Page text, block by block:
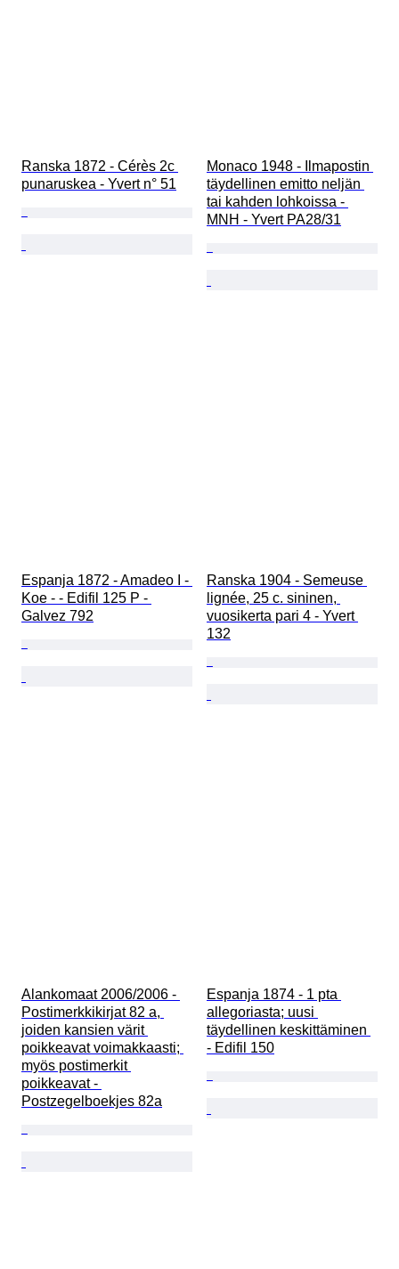
Ranska 1872 - Cérès 2c
punaruskea - Yvert n° 51
Monaco 1948 - Ilmapostin
täydellinen emitto neljän
tai kahden lohkoissa -
MNH - Yvert PA28/31
Espanja 1872 - Amadeo I -
Koe - - Edifil 125 P -
Galvez 792
Ranska 1904 - Semeuse
lignée, 25 c. sininen,
vuosikerta pari 4 - Yvert
132
Alankomaat 2006/2006 -
Postimerkkikirjat 82 a,
joiden kansien värit
poikkeavat voimakkaasti;
myös postimerkit
poikkeavat -
Postzegelboekjes 82a
Espanja 1874 - 1 pta
allegoriasta; uusi
täydellinen keskittäminen
- Edifil 150